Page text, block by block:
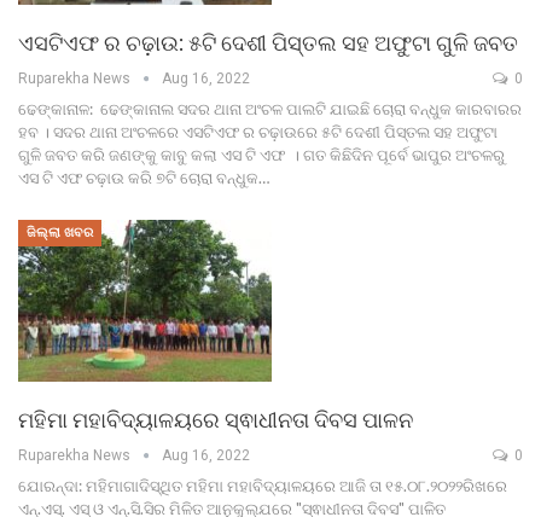
ଏସଟିଏଫ ର ଚଢ଼ାଉ: ୫ଟି ଦେଶୀ ପିସ୍ତଲ ସହ ଅଫୁଟା ଗୁଳି ଜବତ
Ruparekha News Aug 16, 2022 0
ଢେଙ୍କାନାଳ: ଢେଙ୍କାନାଲ ସଦର ଥାନା ଅଂଚଳ ପାଲଟି ଯାଇଛି ଚୋରା ବନ୍ଧୁକ କାରବାରର
ହବ । ସଦର ଥାନା ଅଂଚଳରେ ଏସଟିଏଫ ର ଚଢ଼ାଉରେ ୫ଟି ଦେଶୀ ପିସ୍ତଲ ସହ ଅଫୁଟା
ଗୁଳି ଜବତ କରି ଜଣଙ୍କୁ କାବୁ କଲା ଏସ ଟି ଏଫ । ଗତ କିଛିଦିନ ପୂର୍ବେ ଭାପୁର ଅଂଚଳରୁ
ଏସ ଟି ଏଫ ଚଢ଼ାଉ କରି ୭ଟି ଚୋରା ବନ୍ଧୁକ…
ଜିଲ୍ଲା ଖବର
ମହିମା ମହାବିଦ୍ୟାଳୟରେ ସ୍ଵାଧୀନତା ଦିବସ ପାଳନ
Ruparekha News Aug 16, 2022 0
ଯୋରନ୍ଦା: ମହିମାଗାଦିସ୍ଥିତ ମହିମା ମହାବିଦ୍ୟାଳୟରେ ଆଜି ତା ୧୫.୦୮.୨୦୨୨ରିଖରେ
ଏନ୍.ଏସ୍. ଏସ୍ ଓ ଏନ୍.ସି.ସିର ମିଳିତ ଆନୁକୁଲ୍ଯରେ "ସ୍ଵାଧୀନତା ଦିବସ" ପାଳିତ